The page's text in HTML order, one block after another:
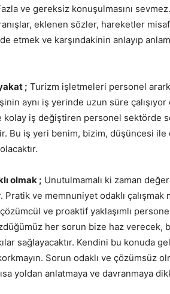
ve gereksiz konuşulmasını
eklenen sözler, hareketler
etmek ve karşındakinin anlayıp
; Turizm işletmeleri personel
aynı iş yerinde uzun süre
kolay iş değiştiren personel sektörde
Bu iş yeri benim, bizim, düşüncesi ile
olmak ; Unutulmamalı ki zaman
Pratik ve memnuniyet odaklı
ve proaktif yaklaşımlı
her sorun bize haz
sağlayacaktır. Kendini bu konuda
Sorun odaklı ve çözümsüz
yoldan anlatmaya ve davranmaya